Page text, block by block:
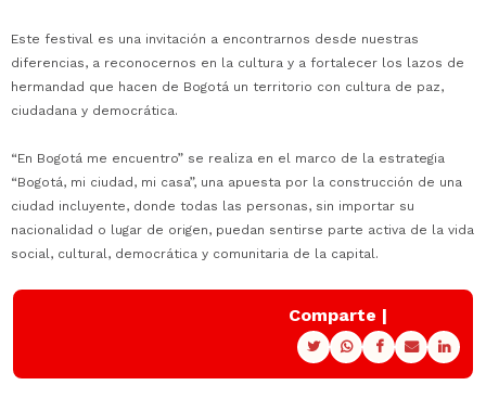
Este festival es una invitación a encontrarnos desde nuestras
diferencias, a reconocernos en la cultura y a fortalecer los lazos de
hermandad que hacen de Bogotá un territorio con cultura de paz,
ciudadana y democrática.
“En Bogotá me encuentro” se realiza en el marco de la estrategia
“Bogotá, mi ciudad, mi casa”, una apuesta por la construcción de una
ciudad incluyente, donde todas las personas, sin importar su
nacionalidad o lugar de origen, puedan sentirse parte activa de la vida
social, cultural, democrática y comunitaria de la capital.
Comparte |